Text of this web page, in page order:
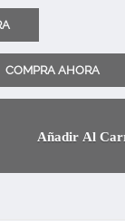
Añadir Al